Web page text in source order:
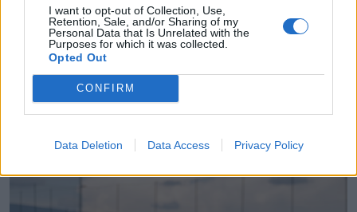
I want to opt-out of Collection, Use,
Retention, Sale, and/or Sharing of my
Personal Data that Is Unrelated with the
Purposes for which it was collected.
Opted Out
CONFIRM
Data Deletion Data Access Privacy Policy
Fotó: Magyarország Csíkszeredai Főkonzulátusa/ Borbáth Kata